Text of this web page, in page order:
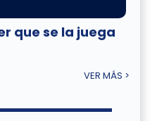
que se la juega
VER MÁS >